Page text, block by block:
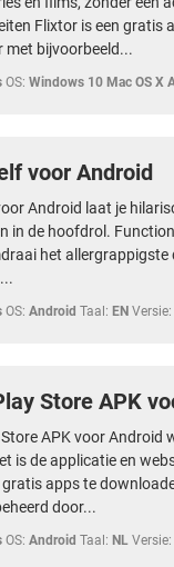
Flixtor is een gratis
met bijvoorbeeld...
OS: Windows 10 Mac OS X
voor Android
Android laat je
in de hoofdrol.
het
OS: Android Taal: EN Versie:
Store APK
APK voor Android
is de applicatie en
gratis apps te
door...
OS: Android Taal: NL Versie: